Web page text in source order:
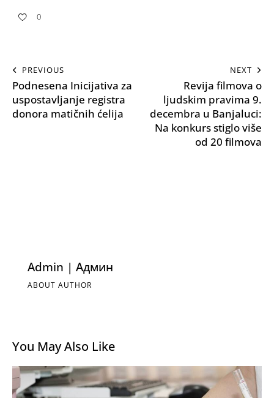
0
PREVIOUS
Podnesena Inicijativa za
uspostavljanje registra
donora matičnih ćelija
NEXT
Revija filmova o
ljudskim pravima 9.
decembra u Banjaluci:
Na konkurs stiglo više
od 20 filmova
Admin | Админ
ABOUT AUTHOR
You May Also Like